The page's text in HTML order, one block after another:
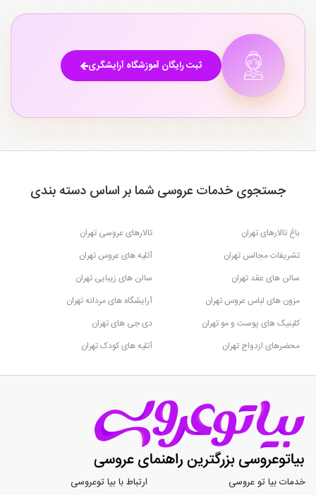
ثبت رایگان آموزشگاه آرایشگری
جستجوی خدمات عروسی شما بر اساس دسته بندی
باغ تالارهای تهران
تالارهای عروسی تهران
تشریفات مجالس تهران
آتلیه های عروس تهران
سالن های عقد تهران
سالن های زیبایی تهران
مزون های لباس عروس تهران
آرایشگاه های مردانه تهران
کلینیک های پوست و مو تهران
دی جی های تهران
محضرهای ازدواج تهران
آتلیه های کودک تهران
خدمات بیا تو عروسی ارتباط با بیا توعروسی